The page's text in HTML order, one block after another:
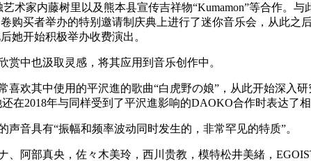
术家内藤树里以及熊本县宣传吉祥物“Kumamon”等合作。
购买者举办的特别邀请制庆典上进行了迷你音乐会，从此之
她开始积极举办收费演出。
中也汲取灵感，将其应用到音乐创作中。
欢其中使用的平沢進的歌曲“白虎野の娘”，从此开始深入
在2018年与同样受到了平沢進影响的DAOKO合作时表达了相
音具有“振幅和频率波动同时发生的，非常罕见的特质”。
、阿部真央，佐々木美玲，西川贵教，模特松井美緒，